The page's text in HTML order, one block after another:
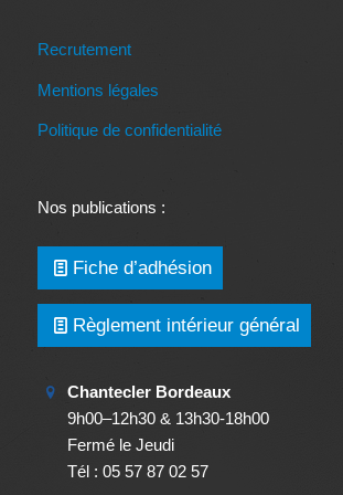
Recrutement
Mentions légales
Politique de confidentialité
Nos publications :
Fiche d’adhésion
Règlement intérieur général
Chantecler Bordeaux
9h00–12h30 & 13h30-18h00
Fermé le Jeudi
Tél : 05 57 87 02 57